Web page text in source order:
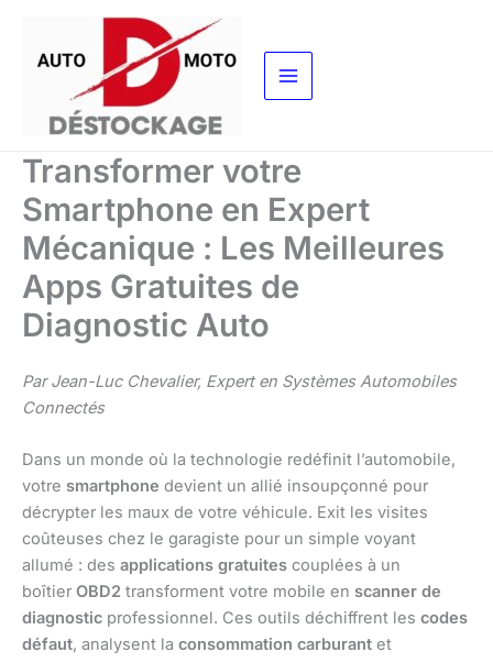
contenu
Transformer votre
Smartphone en Expert
Mécanique : Les Meilleures
Apps Gratuites de
Diagnostic Auto
Par Jean-Luc Chevalier, Expert en Systèmes Automobiles
Connectés
Dans un monde où la technologie redéfinit l’automobile,
votre smartphone devient un allié insoupçonné pour
décrypter les maux de votre véhicule. Exit les visites
coûteuses chez le garagiste pour un simple voyant
allumé : des applications gratuites couplées à un
boîtier OBD2 transforment votre mobile en scanner de
diagnostic professionnel. Ces outils déchiffrent les codes
défaut, analysent la consommation carburant et